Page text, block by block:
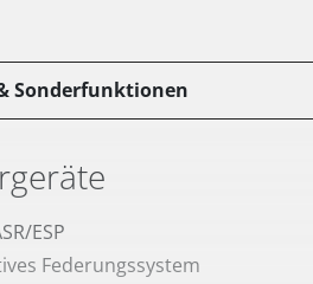
Sonderfunktionen
ESP
Federungssystem